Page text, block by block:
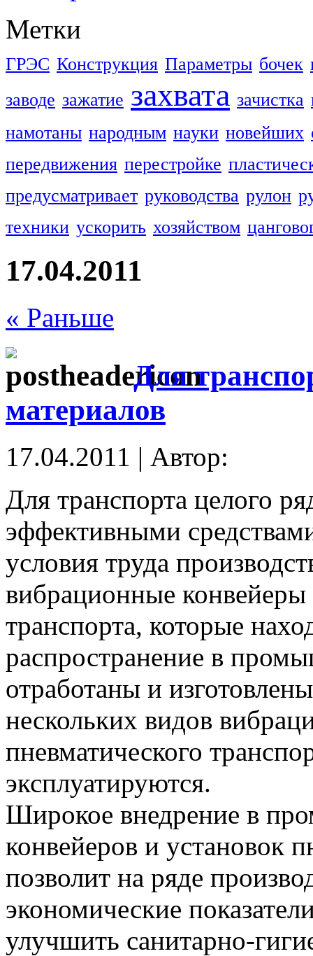
Метки
ГРЭС Конструкция Параметры бочек
заводе зажатие захвата зачистка
намотаны народным науки новейших
передвижения перестройке
предусматривает руководства рулон
техники ускорить хозяйством
17.04.2011
« Раньше
Для
материалов
17.04.2011 | Автор:
Для транспорта целого
эффективными
условия труда
вибрационные конвейеры
транспорта, которые
распространение в
отработаны и
нескольких видов
пневматического
эксплуатируются.
Широкое внедрение в
конвейеров и установок
позволит на ряде
экономические
улучшить санитарно-